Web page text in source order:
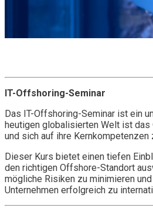
IT-Offshoring-Seminar
Das IT-Offshoring-Seminar ist ein
heutigen globalisierten Welt ist das
und sich auf ihre Kernkompetenzen
Dieser Kurs bietet einen tiefen
den richtigen Offshore-Standort
mögliche Risiken zu minimieren
Unternehmen erfolgreich zu